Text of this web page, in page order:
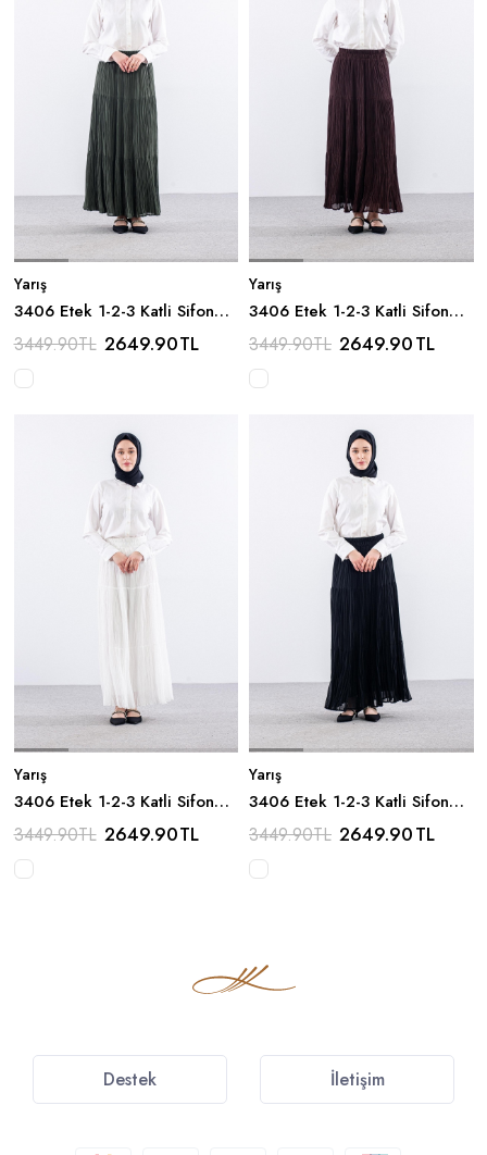
Yarış
3406 Etek 1-2-3 Katli Sifon
Kumas - Haki
3449.90TL 2649.90TL
Yarış
3406 Etek 1-2-3 Katli Sifon
Kumas - Aci Kahve
3449.90TL 2649.90TL
Yarış
3406 Etek 1-2-3 Katli Sifon
Kumas - Beyaz
3449.90TL 2649.90TL
Yarış
3406 Etek 1-2-3 Katli Sifon
Kumas - Siyah
3449.90TL 2649.90TL
Destek İletişim